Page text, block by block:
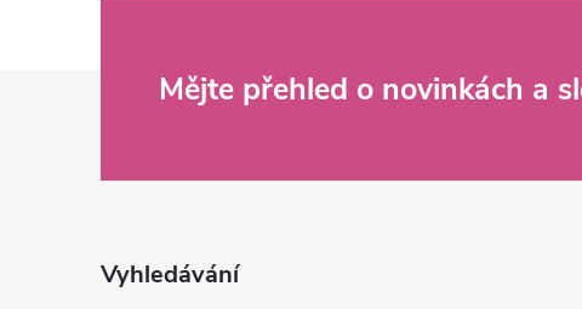
Mějte přehled o novinkách a
Vyhledávání